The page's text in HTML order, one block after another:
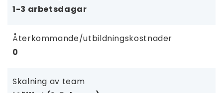
1-3 arbetsdagar
Återkommande/utbildningskostnader
0
Skalning av team